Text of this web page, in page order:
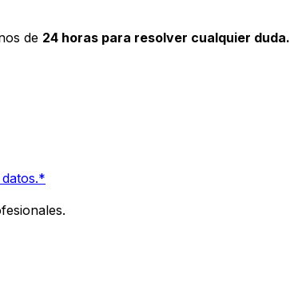
de 24 horas para resolver cualquier duda.